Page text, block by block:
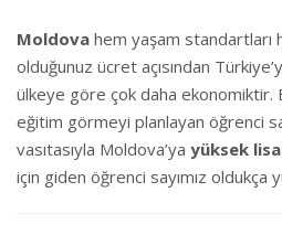
Moldova hem yaşam standartları
olduğunuz ücret açısından
ülkeye göre çok daha ekonomiktir.
eğitim görmeyi planlayan öğrenci
vasıtasıyla Moldova’ya yüksek
için giden öğrenci sayımız oldukça